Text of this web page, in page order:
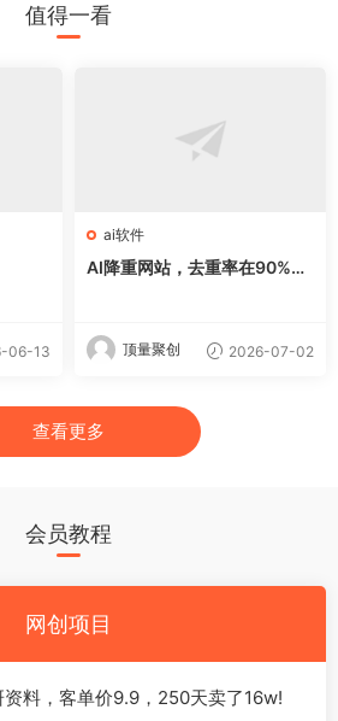
值得一看
06-13
ai软件
AI降重网站，去重率在90%左
顶量聚创 2026-07-02
查看更多
会员教程
网创项目
料，客单价9.9，250天卖了16w!